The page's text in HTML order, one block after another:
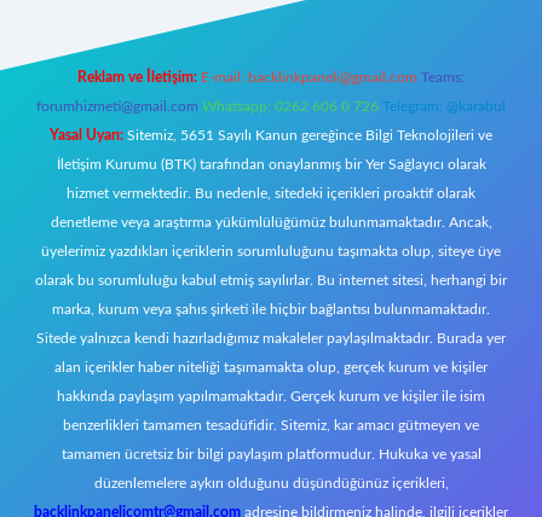
Reklam ve İletişim: E-mail: backlinkpaneli@gmail.com Teams:
forumhizmeti@gmail.com Whatsapp: 0262 606 0 726 Telegram: @karabul
Yasal Uyarı: Sitemiz, 5651 Sayılı Kanun gereğince Bilgi Teknolojileri ve
İletişim Kurumu (BTK) tarafından onaylanmış bir Yer Sağlayıcı olarak
hizmet vermektedir. Bu nedenle, sitedeki içerikleri proaktif olarak
denetleme veya araştırma yükümlülüğümüz bulunmamaktadır. Ancak,
üyelerimiz yazdıkları içeriklerin sorumluluğunu taşımakta olup, siteye üye
olarak bu sorumluluğu kabul etmiş sayılırlar. Bu internet sitesi, herhangi bir
marka, kurum veya şahıs şirketi ile hiçbir bağlantısı bulunmamaktadır.
Sitede yalnızca kendi hazırladığımız makaleler paylaşılmaktadır. Burada yer
alan içerikler haber niteliği taşımamakta olup, gerçek kurum ve kişiler
hakkında paylaşım yapılmamaktadır. Gerçek kurum ve kişiler ile isim
benzerlikleri tamamen tesadüfidir. Sitemiz, kar amacı gütmeyen ve
tamamen ücretsiz bir bilgi paylaşım platformudur. Hukuka ve yasal
düzenlemelere aykırı olduğunu düşündüğünüz içerikleri,
backlinkpanelicomtr@gmail.com adresine bildirmeniz halinde, ilgili içerikler